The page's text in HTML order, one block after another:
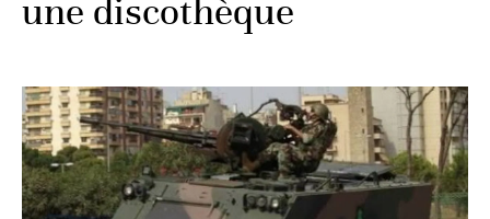
une discothèque